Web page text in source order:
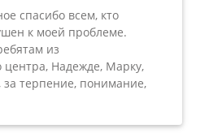
спасибо всем, кто
к моей проблеме.
из
центра, Надежде, Марку,
терпение, понимание,